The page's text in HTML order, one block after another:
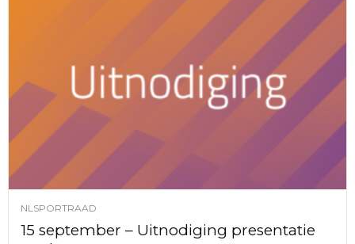
NLSPORTRAAD
15 september – Uitnodiging presentatie